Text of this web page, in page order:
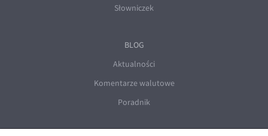
Słowniczek
BLOG
Aktualności
Komentarze walutowe
Poradnik